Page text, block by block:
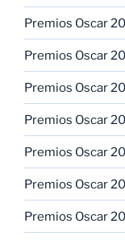
Premios Oscar
Premios Oscar
Premios Oscar
Premios Oscar
Premios Oscar
Premios Oscar
Premios Oscar